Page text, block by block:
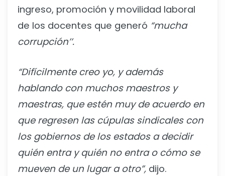
ingreso, promoción y movilidad laboral
de los docentes que generó “mucha
corrupción’’.
“Difícilmente creo yo, y además
hablando con muchos maestros y
maestras, que estén muy de acuerdo en
que regresen las cúpulas sindicales con
los gobiernos de los estados a decidir
quién entra y quién no entra o cómo se
mueven de un lugar a otro”, dijo.